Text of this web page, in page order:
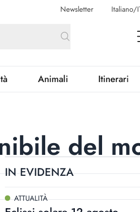
Newsletter Italiano/
Animali Itinerari
del
IN EVIDENZA
ATTUALITÀ